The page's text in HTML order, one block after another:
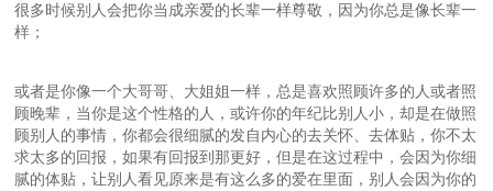
很多时候别人会把你当成亲爱的长辈一样尊敬，因为你总是像长辈一
样；
或者是你像一个大哥哥、大姐姐一样，总是喜欢照顾许多的人或者照
顾晚辈，当你是这个性格的人，或许你的年纪比别人小，却是在做照
顾别人的事情，你都会很细腻的发自内心的去关怀、去体贴，你不太
求太多的回报，如果有回报到那更好，但是在这过程中，会因为你细
腻的体贴，让别人看见原来是有这么多的爱在里面，别人会因为你的